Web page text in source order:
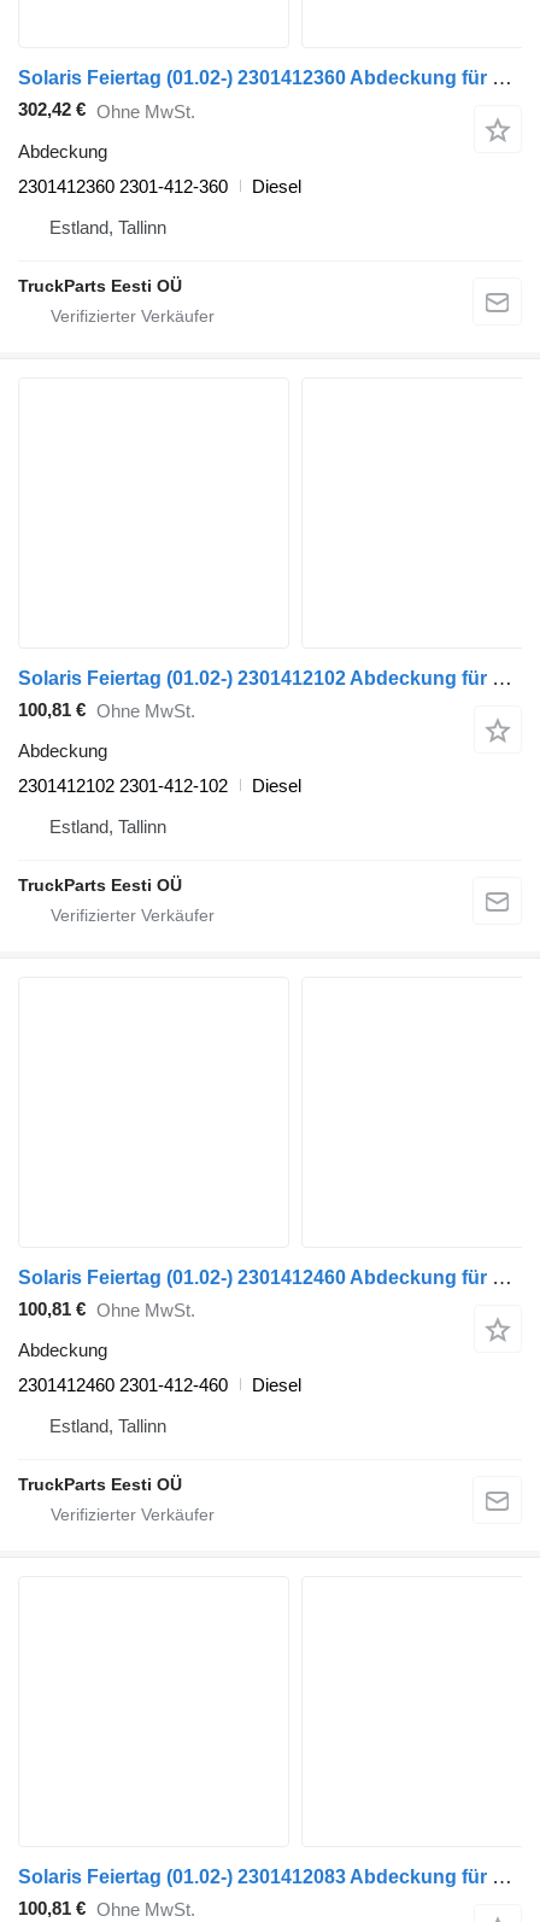
Solaris Feiertag (01.02-) 2301412360 Abdeckung für Solaris Urbino, Alpino, Vacanza (1999-) Bus
302,42 € Ohne MwSt.
Abdeckung
2301412360 2301-412-360
Diesel
Estland, Tallinn
TruckParts Eesti OÜ
Solaris Feiertag (01.02-) 2301412102 Abdeckung für Solaris Urbino, Alpino, Vacanza (1999-) Bus
100,81 € Ohne MwSt.
Abdeckung
2301412102 2301-412-102
Diesel
Estland, Tallinn
TruckParts Eesti OÜ
Solaris Feiertag (01.02-) 2301412460 Abdeckung für Solaris Urbino, Alpino, Vacanza (1999-) Bus
100,81 € Ohne MwSt.
Abdeckung
2301412460 2301-412-460
Diesel
Estland, Tallinn
TruckParts Eesti OÜ
Solaris Feiertag (01.02-) 2301412083 Abdeckung für Solaris Urbino, Alpino, Vacanza (1999-) Bus
100,81 € Ohne MwSt.